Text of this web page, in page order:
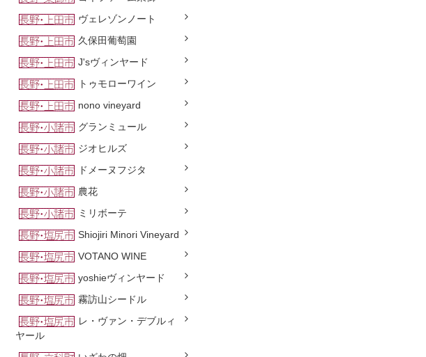
ヴェレゾンノート
久保田葡萄園
J'sヴィンヤード
トゥモローワイン
nono vineyard
グランミュール
ジオヒルズ
ドメーヌフジタ
農花
ミリボーテ
Shiojiri Minori Vineyard
VOTANO WINE
yoshieヴィンヤード
霧訪山シードル
レ・ヴァン・デブルィ
ヤール